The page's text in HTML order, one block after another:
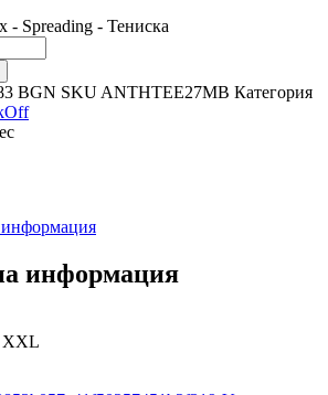
- Spreading - Тениска
BGN SKU ANTHTEE27MB Категория
информация
XXL